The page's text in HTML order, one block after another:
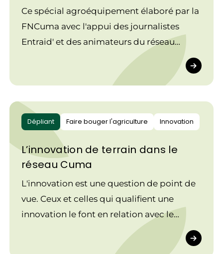
Ce spécial agroéquipement élaboré par la
FNCuma avec l'appui des journalistes
Entraid' et des animateurs du réseau
Cuma permet de dresser un état des lieux
des agroéquipements et des pratiques
d'épandage.
Dépliant Faire bouger l'agriculture Innovation
L’innovation de terrain dans le
réseau Cuma
L'innovation est une question de point de
vue. Ceux et celles qui qualifient une
innovation le font en relation avec le
contexte dans lequel ils et elles se trouvent
et avec ce qu'ils et elles jugent avoir de la